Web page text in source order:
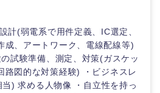
計(弱電系で用件定義、IC選定、
成、アートワーク、電線配線等)
試験準備、測定、対策(ガスケッ
路図的な対策経験) ・ビジネスレ
) 求める人物像 ・自立性を持っ